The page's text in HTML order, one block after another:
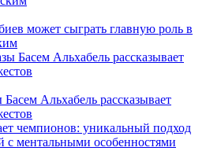
может сыграть главную роль в
Альхабель рассказывает